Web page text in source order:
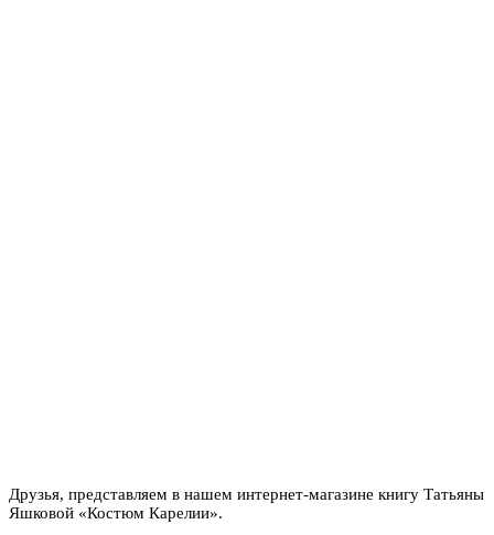
Друзья, представляем в нашем интернет-магазине книгу Татьяны
Яшковой «Костюм Карелии».